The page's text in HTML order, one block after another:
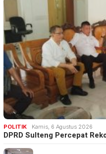
POLITIK Kamis, 6 Agustus 2026
DPRD Sulteng Percepat